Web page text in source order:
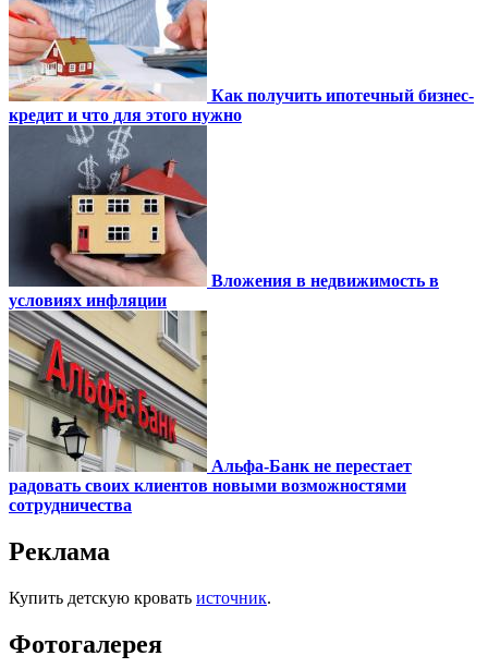
Как получить ипотечный бизнес-
кредит и что для этого нужно
Вложения в недвижимость в
условиях инфляции
Альфа-Банк не перестает
радовать своих клиентов новыми возможностями
сотрудничества
Реклама
Купить детскую кровать источник.
Фотогалерея